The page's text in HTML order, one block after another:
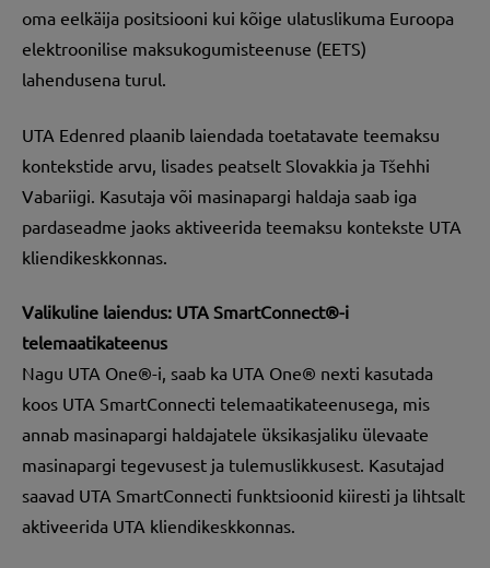
oma eelkäija positsiooni kui kõige ulatuslikuma Euroopa
elektroonilise maksukogumisteenuse (EETS)
lahendusena turul.
UTA Edenred plaanib laiendada toetatavate teemaksu
kontekstide arvu, lisades peatselt Slovakkia ja Tšehhi
Vabariigi. Kasutaja või masinapargi haldaja saab iga
pardaseadme jaoks aktiveerida teemaksu kontekste UTA
kliendikeskkonnas.
Valikuline laiendus: UTA SmartConnect®-i
telemaatikateenus
Nagu UTA One®-i, saab ka UTA One® nexti kasutada
koos UTA SmartConnecti telemaatikateenusega, mis
annab masinapargi haldajatele üksikasjaliku ülevaate
masinapargi tegevusest ja tulemuslikkusest. Kasutajad
saavad UTA SmartConnecti funktsioonid kiiresti ja lihtsalt
aktiveerida UTA kliendikeskkonnas.